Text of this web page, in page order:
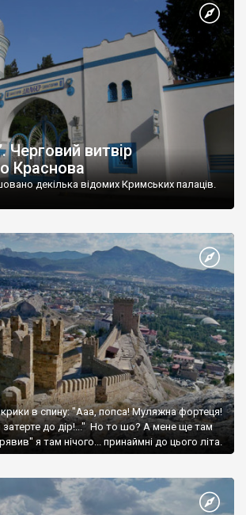
Черговий витвір
Краснова
декілька відомих Кримських палаців.
в спину: "Ааа, попса! Муляжна фортеця!
затерте до дір!..." Но то шо? А мене ще там
я там нічого... принаймні до цього літа.